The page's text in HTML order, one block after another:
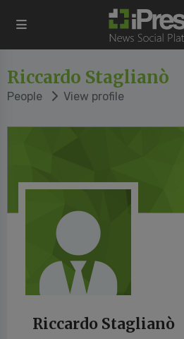
Riccardo Staglianò
People View profile
Riccardo Staglianò